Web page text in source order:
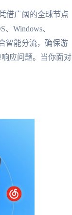
借广阔的全球节点
Windows、
智能分流，确保游
应问题。当你面对